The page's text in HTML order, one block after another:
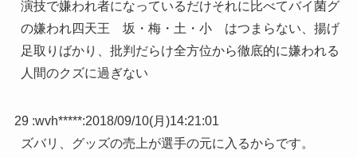
演技で嫌われ者になっているだけそれに比べてバイ菌グ
の嫌われ四天王 坂・梅・土・小 はつまらない、揚げ
足取りばかり、批判だらけ全方位から徹底的に嫌われる
人間のクズに過ぎない
29 :wvh*****:2018/09/10(月)14:21:01
ズバリ、グッズの売上が選手の元に入るからです。